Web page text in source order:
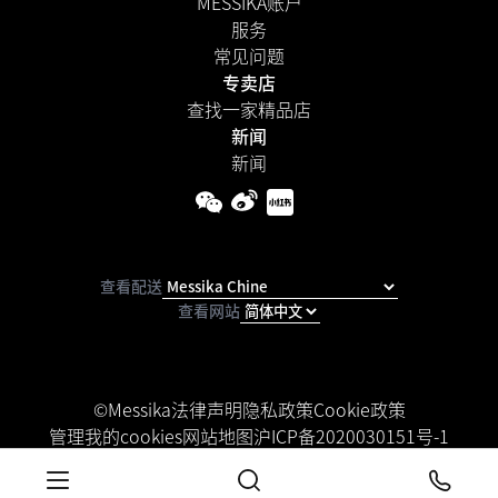
服务
常见问题
专卖店
查找一家精品店
新闻
新闻
©Messika法律声明隐私政策Cookie政策
管理我的cookies网站地图沪ICP备2020030151号-1
可访问性声明
查看配送
查看网站